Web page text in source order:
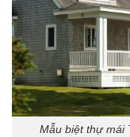
Mẫu biệt thự mái